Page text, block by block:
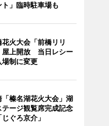
ト」臨時駐車場も
花火大会「前橋リリ
屋上開放 当日レシー
場制に変更
「榛名湖花火大会」湖
テージ観覧席完成記念
ぐろ京介」